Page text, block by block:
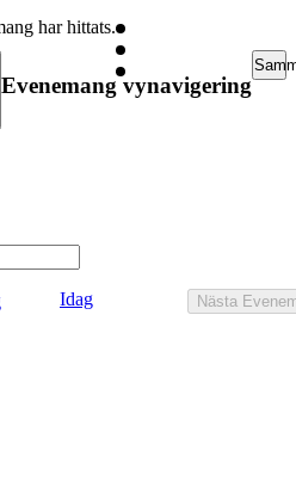
har hittats.
Evenemang vynavigering
Idag Nästa